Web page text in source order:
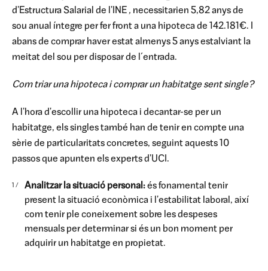
d'Estructura Salarial de l'INE , necessitarien 5,82 anys de
sou anual íntegre per fer front a una hipoteca de 142.181€. I
abans de comprar haver estat almenys 5 anys estalviant la
meitat del sou per disposar de l´entrada.
Com triar una hipoteca i comprar un habitatge sent single?
A l'hora d'escollir una hipoteca i decantar-se per un
habitatge, els singles també han de tenir en compte una
sèrie de particularitats concretes, seguint aquests 10
passos que apunten els experts d'UCI.
Analitzar la situació personal:és fonamental tenir
present la situació econòmica i l'estabilitat laboral, així
com tenir ple coneixement sobre les despeses
mensuals per determinar si és un bon moment per
adquirir un habitatge en propietat.